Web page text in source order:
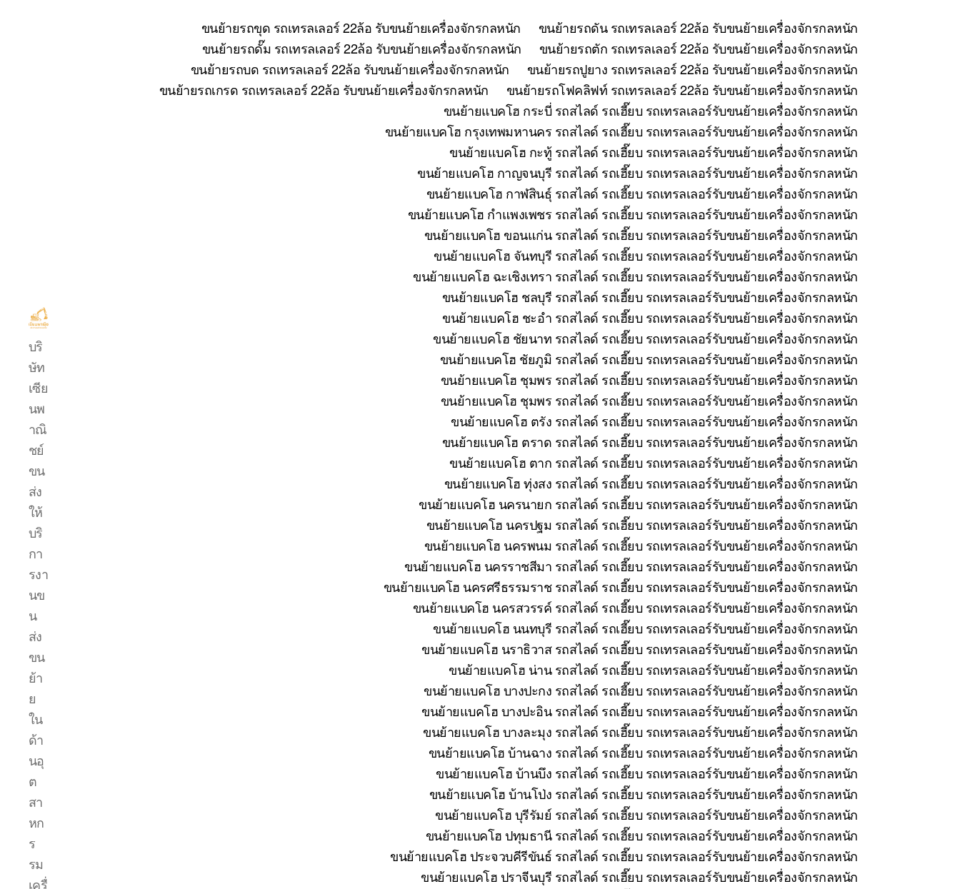
บริการ
ขน
ย้าย
รถ
แบค
โฮ.com
บริ
ษัท
เซีย
นพ
าณิ
ชย์
ขน
ส่ง
ให้
บริ
กา
รงา
นข
น
ส่ง
ขน
ย้า
ย
ใน
ด้า
นอุ
ต
สา
หก
ร
รม
เครื่
ขนย้ายรถขุด รถเทรลเลอร์ 22ล้อ รับขนย้ายเครื่องจักรกลหนัก
ขนย้ายรถดัน รถเทรลเลอร์ 22ล้อ รับขนย้ายเครื่องจักรกลหนัก
ขนย้ายรถดั๊ม รถเทรลเลอร์ 22ล้อ รับขนย้ายเครื่องจักรกลหนัก
ขนย้ายรถตัก รถเทรลเลอร์ 22ล้อ รับขนย้ายเครื่องจักรกลหนัก
ขนย้ายรถบด รถเทรลเลอร์ 22ล้อ รับขนย้ายเครื่องจักรกลหนัก
ขนย้ายรถปูยาง รถเทรลเลอร์ 22ล้อ รับขนย้ายเครื่องจักรกลหนัก
ขนย้ายรถเกรด รถเทรลเลอร์ 22ล้อ รับขนย้ายเครื่องจักรกลหนัก
ขนย้ายรถโฟคลิฟท์ รถเทรลเลอร์ 22ล้อ รับขนย้ายเครื่องจักรกลหนัก
ขนย้ายแบคโฮ กระบี่ รถสไลด์ รถเฮี๊ยบ รถเทรลเลอร์รับขนย้ายเครื่องจักรกลหนัก
ขนย้ายแบคโฮ กรุงเทพมหานคร รถสไลด์ รถเฮี๊ยบ รถเทรลเลอร์รับขนย้ายเครื่องจักรกลหนัก
ขนย้ายแบคโฮ กะทู้ รถสไลด์ รถเฮี๊ยบ รถเทรลเลอร์รับขนย้ายเครื่องจักรกลหนัก
ขนย้ายแบคโฮ กาญจนบุรี รถสไลด์ รถเฮี๊ยบ รถเทรลเลอร์รับขนย้ายเครื่องจักรกลหนัก
ขนย้ายแบคโฮ กาฬสินธุ์ รถสไลด์ รถเฮี๊ยบ รถเทรลเลอร์รับขนย้ายเครื่องจักรกลหนัก
ขนย้ายแบคโฮ กำแพงเพชร รถสไลด์ รถเฮี๊ยบ รถเทรลเลอร์รับขนย้ายเครื่องจักรกลหนัก
ขนย้ายแบคโฮ ขอนแก่น รถสไลด์ รถเฮี๊ยบ รถเทรลเลอร์รับขนย้ายเครื่องจักรกลหนัก
ขนย้ายแบคโฮ จันทบุรี รถสไลด์ รถเฮี๊ยบ รถเทรลเลอร์รับขนย้ายเครื่องจักรกลหนัก
ขนย้ายแบคโฮ ฉะเชิงเทรา รถสไลด์ รถเฮี๊ยบ รถเทรลเลอร์รับขนย้ายเครื่องจักรกลหนัก
ขนย้ายแบคโฮ ชลบุรี รถสไลด์ รถเฮี๊ยบ รถเทรลเลอร์รับขนย้ายเครื่องจักรกลหนัก
ขนย้ายแบคโฮ ชะอำ รถสไลด์ รถเฮี๊ยบ รถเทรลเลอร์รับขนย้ายเครื่องจักรกลหนัก
ขนย้ายแบคโฮ ชัยนาท รถสไลด์ รถเฮี๊ยบ รถเทรลเลอร์รับขนย้ายเครื่องจักรกลหนัก
ขนย้ายแบคโฮ ชัยภูมิ รถสไลด์ รถเฮี๊ยบ รถเทรลเลอร์รับขนย้ายเครื่องจักรกลหนัก
ขนย้ายแบคโฮ ชุมพร รถสไลด์ รถเฮี๊ยบ รถเทรลเลอร์รับขนย้ายเครื่องจักรกลหนัก
ขนย้ายแบคโฮ ชุมพร รถสไลด์ รถเฮี๊ยบ รถเทรลเลอร์รับขนย้ายเครื่องจักรกลหนัก
ขนย้ายแบคโฮ ตรัง รถสไลด์ รถเฮี๊ยบ รถเทรลเลอร์รับขนย้ายเครื่องจักรกลหนัก
ขนย้ายแบคโฮ ตราด รถสไลด์ รถเฮี๊ยบ รถเทรลเลอร์รับขนย้ายเครื่องจักรกลหนัก
ขนย้ายแบคโฮ ตาก รถสไลด์ รถเฮี๊ยบ รถเทรลเลอร์รับขนย้ายเครื่องจักรกลหนัก
ขนย้ายแบคโฮ ทุ่งสง รถสไลด์ รถเฮี๊ยบ รถเทรลเลอร์รับขนย้ายเครื่องจักรกลหนัก
ขนย้ายแบคโฮ นครนายก รถสไลด์ รถเฮี๊ยบ รถเทรลเลอร์รับขนย้ายเครื่องจักรกลหนัก
ขนย้ายแบคโฮ นครปฐม รถสไลด์ รถเฮี๊ยบ รถเทรลเลอร์รับขนย้ายเครื่องจักรกลหนัก
ขนย้ายแบคโฮ นครพนม รถสไลด์ รถเฮี๊ยบ รถเทรลเลอร์รับขนย้ายเครื่องจักรกลหนัก
ขนย้ายแบคโฮ นครราชสีมา รถสไลด์ รถเฮี๊ยบ รถเทรลเลอร์รับขนย้ายเครื่องจักรกลหนัก
ขนย้ายแบคโฮ นครศรีธรรมราช รถสไลด์ รถเฮี๊ยบ รถเทรลเลอร์รับขนย้ายเครื่องจักรกลหนัก
ขนย้ายแบคโฮ นครสวรรค์ รถสไลด์ รถเฮี๊ยบ รถเทรลเลอร์รับขนย้ายเครื่องจักรกลหนัก
ขนย้ายแบคโฮ นนทบุรี รถสไลด์ รถเฮี๊ยบ รถเทรลเลอร์รับขนย้ายเครื่องจักรกลหนัก
ขนย้ายแบคโฮ นราธิวาส รถสไลด์ รถเฮี๊ยบ รถเทรลเลอร์รับขนย้ายเครื่องจักรกลหนัก
ขนย้ายแบคโฮ น่าน รถสไลด์ รถเฮี๊ยบ รถเทรลเลอร์รับขนย้ายเครื่องจักรกลหนัก
ขนย้ายแบคโฮ บางปะกง รถสไลด์ รถเฮี๊ยบ รถเทรลเลอร์รับขนย้ายเครื่องจักรกลหนัก
ขนย้ายแบคโฮ บางปะอิน รถสไลด์ รถเฮี๊ยบ รถเทรลเลอร์รับขนย้ายเครื่องจักรกลหนัก
ขนย้ายแบคโฮ บางละมุง รถสไลด์ รถเฮี๊ยบ รถเทรลเลอร์รับขนย้ายเครื่องจักรกลหนัก
ขนย้ายแบคโฮ บ้านฉาง รถสไลด์ รถเฮี๊ยบ รถเทรลเลอร์รับขนย้ายเครื่องจักรกลหนัก
ขนย้ายแบคโฮ บ้านบึง รถสไลด์ รถเฮี๊ยบ รถเทรลเลอร์รับขนย้ายเครื่องจักรกลหนัก
ขนย้ายแบคโฮ บ้านโป่ง รถสไลด์ รถเฮี๊ยบ รถเทรลเลอร์รับขนย้ายเครื่องจักรกลหนัก
ขนย้ายแบคโฮ บุรีรัมย์ รถสไลด์ รถเฮี๊ยบ รถเทรลเลอร์รับขนย้ายเครื่องจักรกลหนัก
ขนย้ายแบคโฮ ปทุมธานี รถสไลด์ รถเฮี๊ยบ รถเทรลเลอร์รับขนย้ายเครื่องจักรกลหนัก
ขนย้ายแบคโฮ ประจวบคีรีขันธ์ รถสไลด์ รถเฮี๊ยบ รถเทรลเลอร์รับขนย้ายเครื่องจักรกลหนัก
ขนย้ายแบคโฮ ปราจีนบุรี รถสไลด์ รถเฮี๊ยบ รถเทรลเลอร์รับขนย้ายเครื่องจักรกลหนัก